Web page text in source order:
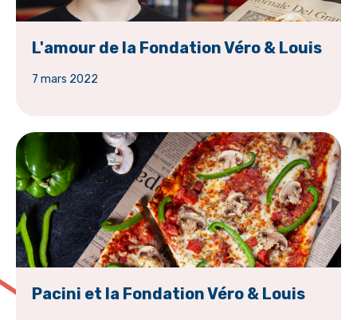
L'amour de la Fondation Véro & Louis
7 mars 2022
Pacini et la Fondation Véro & Louis